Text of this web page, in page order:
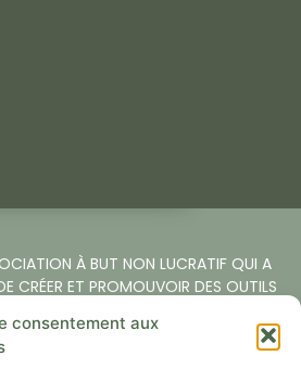
consentement aux
À BUT NON LUCRATIF QUI A
CRÉER ET PROMOUVOIR DES OUTILS
L’ALIMENTATION.